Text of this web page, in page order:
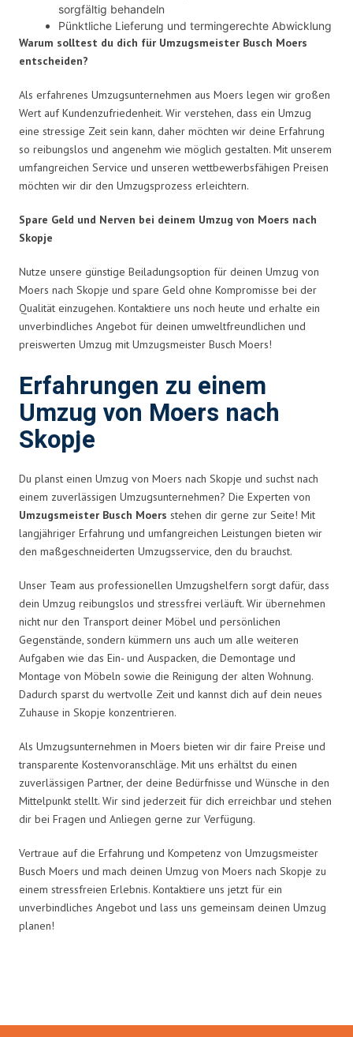
sorgfältig behandeln
Pünktliche Lieferung und termingerechte Abwicklung
Warum solltest du dich für Umzugsmeister Busch Moers
entscheiden?
Als erfahrenes Umzugsunternehmen aus Moers legen wir großen
Wert auf Kundenzufriedenheit. Wir verstehen, dass ein Umzug
eine stressige Zeit sein kann, daher möchten wir deine Erfahrung
so reibungslos und angenehm wie möglich gestalten. Mit unserem
umfangreichen Service und unseren wettbewerbsfähigen Preisen
möchten wir dir den Umzugsprozess erleichtern.
Spare Geld und Nerven bei deinem Umzug von Moers nach
Skopje
Nutze unsere günstige Beiladungsoption für deinen Umzug von
Moers nach Skopje und spare Geld ohne Kompromisse bei der
Qualität einzugehen. Kontaktiere uns noch heute und erhalte ein
unverbindliches Angebot für deinen umweltfreundlichen und
preiswerten Umzug mit Umzugsmeister Busch Moers!
Erfahrungen zu einem
Umzug von Moers nach
Skopje
Du planst einen Umzug von Moers nach Skopje und suchst nach
einem zuverlässigen Umzugsunternehmen? Die Experten von
Umzugsmeister Busch Moers stehen dir gerne zur Seite! Mit
langjähriger Erfahrung und umfangreichen Leistungen bieten wir
den maßgeschneiderten Umzugsservice, den du brauchst.
Unser Team aus professionellen Umzugshelfern sorgt dafür, dass
dein Umzug reibungslos und stressfrei verläuft. Wir übernehmen
nicht nur den Transport deiner Möbel und persönlichen
Gegenstände, sondern kümmern uns auch um alle weiteren
Aufgaben wie das Ein- und Auspacken, die Demontage und
Montage von Möbeln sowie die Reinigung der alten Wohnung.
Dadurch sparst du wertvolle Zeit und kannst dich auf dein neues
Zuhause in Skopje konzentrieren.
Als Umzugsunternehmen in Moers bieten wir dir faire Preise und
transparente Kostenvoranschläge. Mit uns erhältst du einen
zuverlässigen Partner, der deine Bedürfnisse und Wünsche in den
Mittelpunkt stellt. Wir sind jederzeit für dich erreichbar und stehen
dir bei Fragen und Anliegen gerne zur Verfügung.
Vertraue auf die Erfahrung und Kompetenz von Umzugsmeister
Busch Moers und mach deinen Umzug von Moers nach Skopje zu
einem stressfreien Erlebnis. Kontaktiere uns jetzt für ein
unverbindliches Angebot und lass uns gemeinsam deinen Umzug
planen!